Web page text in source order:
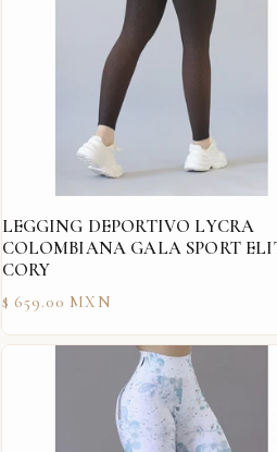
LEGGING DEPORTIVO LYCRA
COLOMBIANA GALA SPORT
CORY
Precio
habitual
$ 659.00 MXN